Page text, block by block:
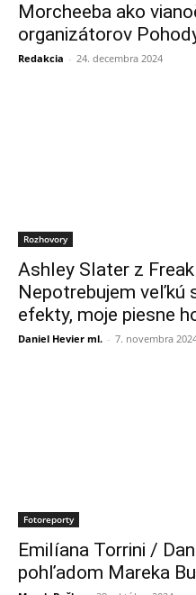
Morcheeba ako
organizátorov
Redakcia - 24. decembra 2024
Rozhovory
Ashley Slater z
Nepotrebujem veľkú
efekty, moje piesne
Daniel Hevier ml. - 7. novembra
Fotoreporty
Emilíana Torrini /
pohľadom Mareka